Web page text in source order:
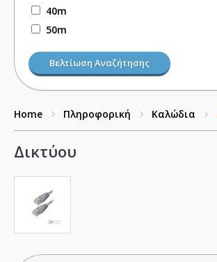
40m
50m
Βελτίωση Αναζήτησης
Home Πληροφορική Καλώδια
Δικτύου